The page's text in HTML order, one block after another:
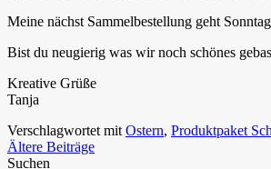
Meine nächst Sammelbestellung geht
Bist du neugierig was wir noch schönes
Kreative Grüße
Tanja
Verschlagwortet mit Ostern, Produktpaket
Beitragsnavigation
Ältere Beiträge
Suchen